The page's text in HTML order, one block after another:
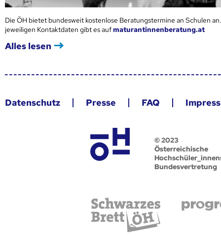
Die ÖH bietet bundesweit kostenlose Beratungstermine an Schulen
jeweiligen Kontaktdaten gibt es aufmaturantinnenberatung.at
Alles lesen
Datenschutz Presse FAQ
© 2023
Österreichische
Bundesvertretung